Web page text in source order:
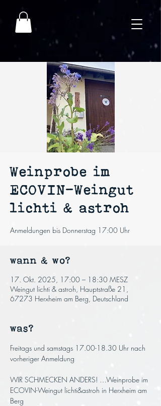
Weinprobe im
ECOVIN-Weingut
lichti & astroh
Anmeldungen bis Donnerstag 17:00 Uhr
wann & wo?
17. Okt. 2025, 17:00 – 18:30 MESZ
Weingut lichti & astroh, Hauptstraße 21,
67273 Herxheim am Berg, Deutschland
was?
Freitags und samstags 17.00-18.30 Uhr nach
vorheriger Anmeldung
WIR SCHMECKEN ANDERS! …Weinprobe im
ECOVIN-Weingut lichti&astroh in Herxheim am
Berg